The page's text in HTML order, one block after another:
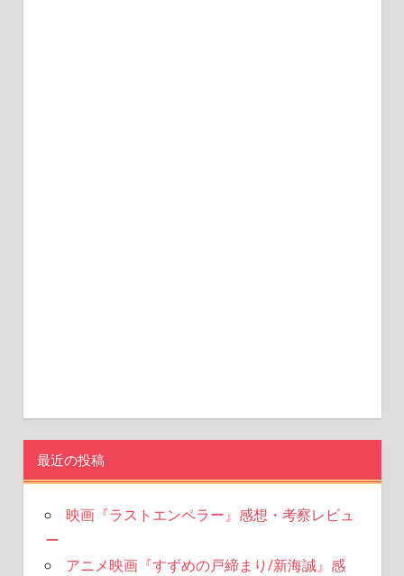
最近の投稿
映画『ラストエンペラー』感想・考察レビュ
ー
アニメ映画『すずめの戸締まり/新海誠』感